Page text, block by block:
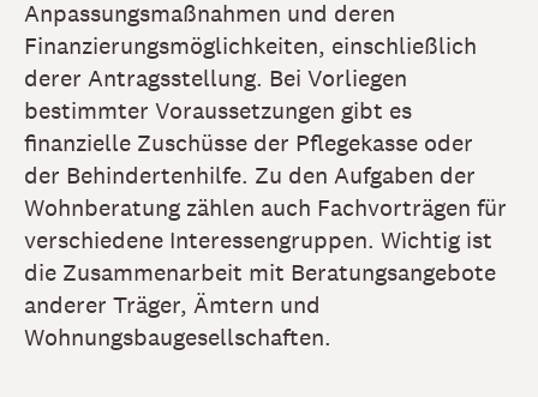
Anpassungsmaßnahmen und deren
Finanzierungsmöglichkeiten, einschließlich
derer Antragsstellung. Bei Vorliegen
bestimmter Voraussetzungen gibt es
finanzielle Zuschüsse der Pflegekasse oder
der Behindertenhilfe. Zu den Aufgaben der
Wohnberatung zählen auch Fachvorträgen für
verschiedene Interessengruppen. Wichtig ist
die Zusammenarbeit mit Beratungsangebote
anderer Träger, Ämtern und
Wohnungsbaugesellschaften.